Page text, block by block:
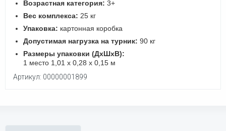
Возрастная категория: 3+
Вес комплекса: 25 кг
Упаковка: картонная коробка
Допустимая нагрузка на турник: 90 кг
Размеры упаковки (ДхШхВ):
1 место 1,01 х 0,28 х 0,15 м
Артикул: 00000001899